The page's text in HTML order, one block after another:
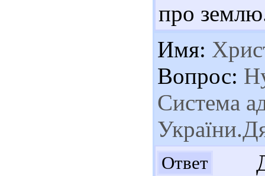
про
Имя:
Вопрос:
Система
Ответ